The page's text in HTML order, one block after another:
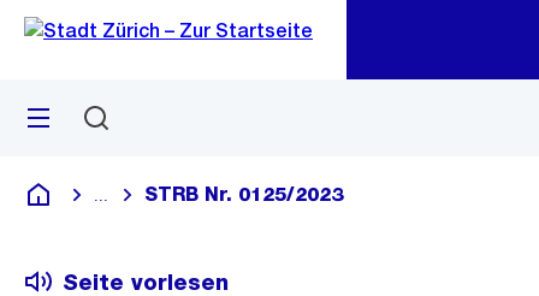
Navigation
Sprunglink
Menü
Deutsch
Blende alle Breadcrumbs ein
STRB Nr. 0125/2023
Seite vorlesen